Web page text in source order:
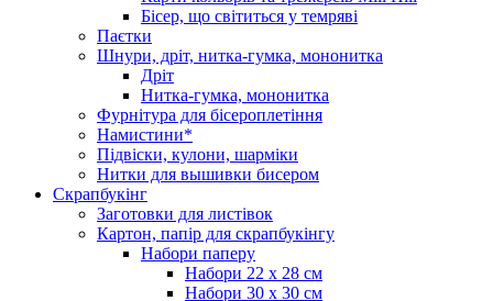
Бісер, що світиться у темряві
Паєтки
Шнури, дріт, нитка-гумка, мононитка
Дріт
Нитка-гумка, мононитка
Фурнітура для бісероплетіння
Намистини*
Підвіски, кулони, шарміки
Нитки для вышивки бисером
Скрапбукінг
Заготовки для листівок
Картон, папір для скрапбукінгу
Набори паперу
Набори 22 х 28 см
Набори 30 х 30 см